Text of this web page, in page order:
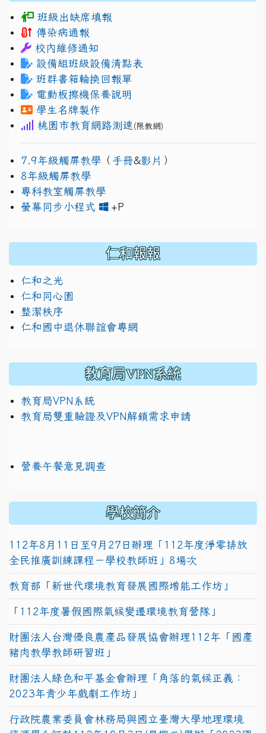
班級出缺席填報
傳染病通報
校內維修通知
設備組班級設備清點表
班群書箱輪換回報單
電動板擦機保養說明
學生名牌製作
桃園市教育網路測速 (限教網)
7.9年級觸屏教學 （ 手冊&影片 ）
8年級觸屏教學
專科教室觸屏教學
螢幕同步小程式
+P
仁和報報
仁和之光
仁和同心園
整潔秩序
仁和國中退休聯誼會專網
教育局VPN系統
教育局VPN系統
教育局雙重驗證及VPN解鎖需求申請
營養午餐意見調查
學校簡介
112年8月11日至9月27日辦理「112年度淨零排放
全民推廣訓練課程－學校教師班」8場次
教育部「新世代環境教育發展國際增能工作坊」
「112年度暑假國際氣候變遷環境教育營隊」
財團法人台灣優良農產品發展協會辦理112年「國產
豬肉教學教師研習班」
財團法人綠色和平基金會辦理「角落的氣候正義：
2023年青少年戲劇工作坊」
行政院農業委員會林務局與國立臺灣大學地理環境